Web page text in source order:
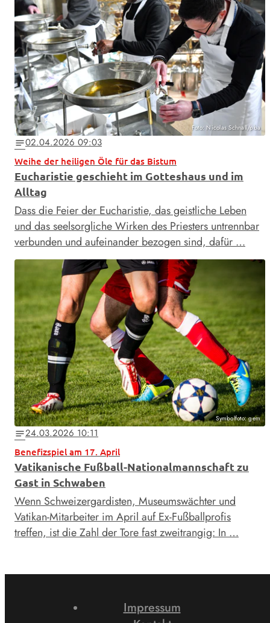
Foto: Nicolas Schnall/pba
notes02.04.2026 09:03
Weihe der heiligen Öle für das Bistum
Eucharistie geschieht im Gotteshaus und im
Alltag
Dass die Feier der Eucharistie, das geistliche Leben
und das seelsorgliche Wirken des Priesters untrennbar
verbunden und aufeinander bezogen sind, dafür …
Symbolfoto: gem
notes24.03.2026 10:11
Benefizspiel am 17. April
Vatikanische Fußball-Nationalmannschaft zu
Gast in Schwaben
Wenn Schweizergardisten, Museumswächter und
Vatikan-Mitarbeiter im April auf Ex-Fußballprofis
treffen, ist die Zahl der Tore fast zweitrangig: In …
Impressum